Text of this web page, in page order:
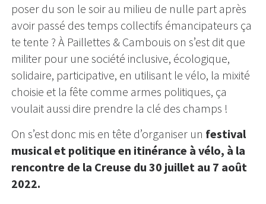
poser du son le soir au milieu de nulle part après
avoir passé des temps collectifs émancipateurs ça
te tente ? À Paillettes & Cambouis on s’est dit que
militer pour une société inclusive, écologique,
solidaire, participative, en utilisant le vélo, la mixité
choisie et la fête comme armes politiques, ça
voulait aussi dire prendre la clé des champs !
On s’est donc mis en tête d’organiser un festival
musical et politique en itinérance à vélo, à la
rencontre de la Creuse du 30 juillet au 7 août
2022.